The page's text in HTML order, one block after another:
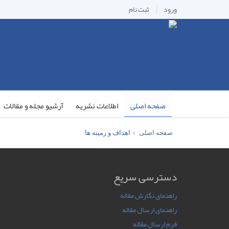
ثبت نام ورود
آرشیو مجله و مقالات اطلاعات نشریه صفحه اصلی
صفحه اصلی اهداف و زمینه ها
دسترسی سریع
راهنمای نگارش مقاله
راهنمای ارسال مقاله
فرم ارسال مقاله